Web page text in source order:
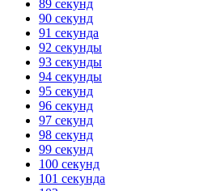
89 секунд
90 секунд
91 секунда
92 секунды
93 секунды
94 секунды
95 секунд
96 секунд
97 секунд
98 секунд
99 секунд
100 секунд
101 секунда